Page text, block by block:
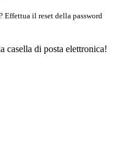
Effettua il reset della password
casella di posta elettronica!